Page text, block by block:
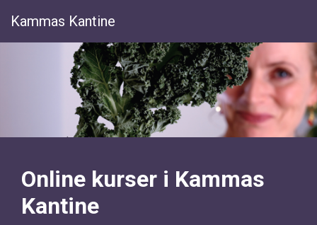
Kammas Kantine
Online kurser i Kammas
Kantine